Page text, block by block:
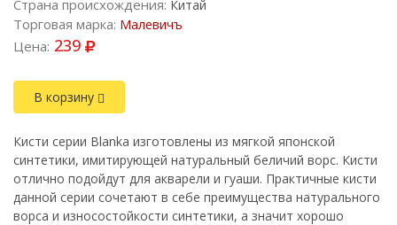
Страна происхождения: Китай
Торговая марка: Малевичъ
Цена: 239
В корзину
Кисти серии Blanka изготовлены из мягкой японской
синтетики, имитирующей натуральный беличий ворс. Кисти
отлично подойдут для акварели и гуаши. Практичные кисти
данной серии сочетают в себе преимущества натурального
ворса и износостойкости синтетики, а значит хорошо